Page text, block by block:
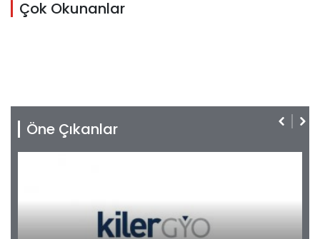
Çok Okunanlar
Öne Çıkanlar